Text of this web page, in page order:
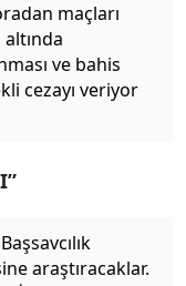
maçları
ve bahis
cezayı veriyor
araştıracaklar.